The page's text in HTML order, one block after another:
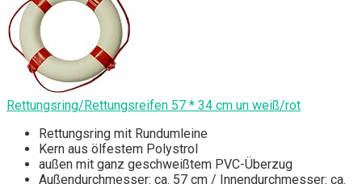
Rettungsring/Rettungsreifen 57 * 34 cm un weiß/rot
Rettungsring mit Rundumleine
Kern aus ölfestem Polystrol
außen mit ganz geschweißtem PVC-Überzug
Außendurchmesser: ca. 57 cm / Innendurchmesser: ca.